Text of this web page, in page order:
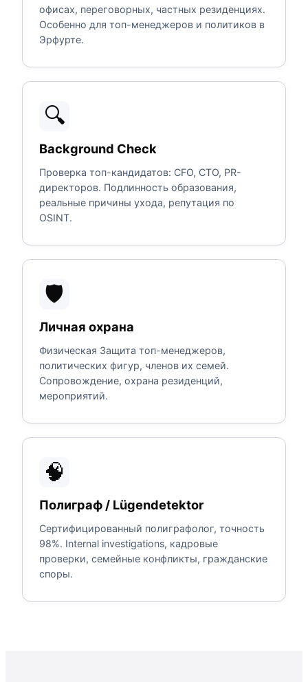
офисах, переговорных, частных резиденциях.
Особенно для топ-менеджеров и политиков в
Эрфурте.
🔍
Background Check
Проверка топ-кандидатов: CFO, CTO, PR-
директоров. Подлинность образования,
реальные причины ухода, репутация по
OSINT.
🛡️
Личная охрана
Физическая Защита топ-менеджеров,
политических фигур, членов их семей.
Сопровождение, охрана резиденций,
мероприятий.
🧠
Полиграф / Lügendetektor
Сертифицированный полиграфолог, точность
98%. Internal investigations, кадровые
проверки, семейные конфликты, гражданские
споры.